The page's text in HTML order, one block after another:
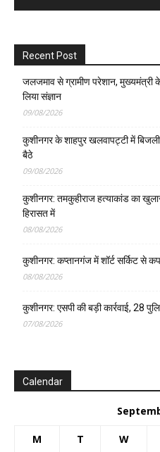
Recent Post
जलजमाव से ग्रामीण परेशान, मुख्यमंत्री
लिया संज्ञान
09/08/2026
कुशीनगर के शाहपुर खलवापट्टी में
बैठे
09/08/2026
कुशीनगर: तमकुहीराज हत्याकांड का
हिरासत में
08/08/2026
कुशीनगर: कप्तानगंज में शॉर्ट सर्किट से
08/08/2026
कुशीनगर: एसपी की बड़ी कार्रवाई, 28
07/08/2026
Calendar
M T W